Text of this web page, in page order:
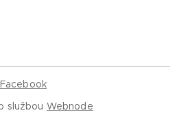
Facebook
službou Webnode